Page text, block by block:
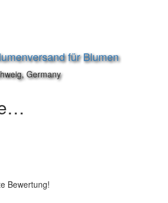
für Blumen
Germany
Bewertung!